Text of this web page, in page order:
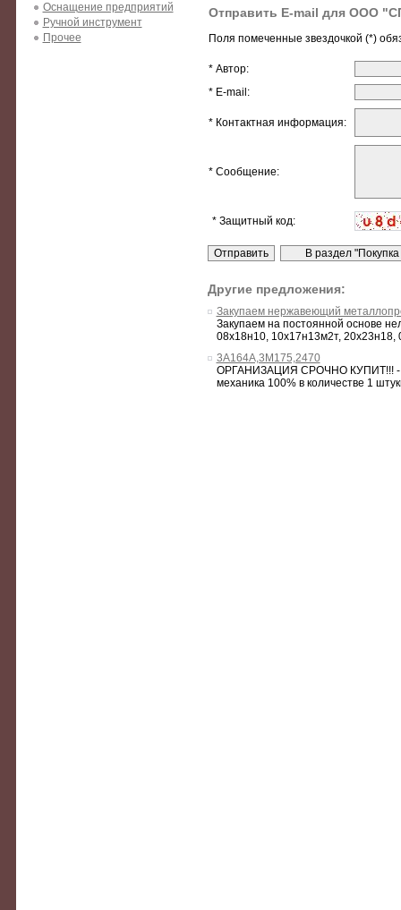
Оснащение предприятий
Ручной инструмент
Прочее
Отправить E-mail для ООО
Поля помеченные звездочкой (*)
* Автор:
* E-mail:
* Контактная информация:
* Сообщение:
* Защитный код:
Другие предложения:
Закупаем нержавеющий
Закупаем на постоянной основе
08х18н10, 10х17н13м2т,
3А164А,3М175,2470
ОРГАНИЗАЦИЯ СРОЧНО КУПИТ!!! - б/
механика 100% в количестве 1